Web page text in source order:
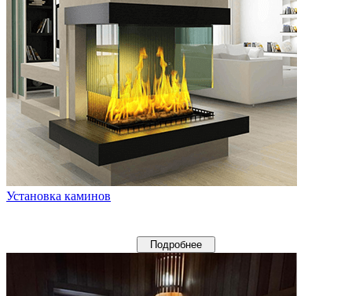
Установка каминов
Подробнее